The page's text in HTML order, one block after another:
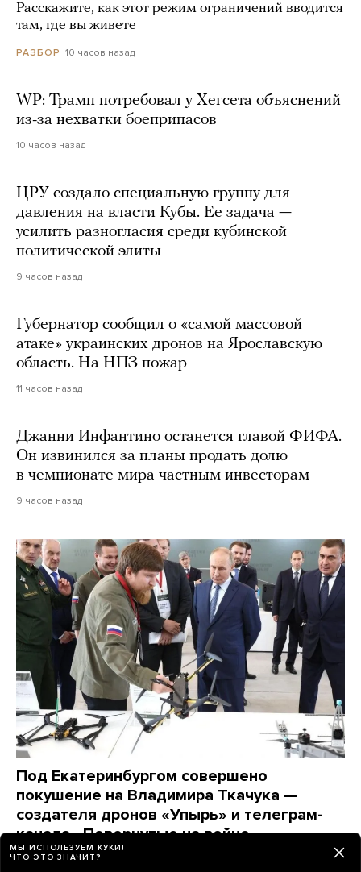
Расскажите, как этот режим ограничений вводится
там, где вы живете
РАЗБОР 10 часов назад
WP: Трамп потребовал у Хегсета объяснений
из-за нехватки боеприпасов
10 часов назад
ЦРУ создало специальную группу для
давления на власти Кубы. Ее задача —
усилить разногласия среди кубинской
политической элиты
9 часов назад
Губернатор сообщил о «самой массовой
атаке» украинских дронов на Ярославскую
область. На НПЗ пожар
11 часов назад
Джанни Инфантино останется главой ФИФА.
Он извинился за планы продать долю
в чемпионате мира частным инвесторам
9 часов назад
Под Екатеринбургом совершено
покушение на Владимира Ткачука —
создателя дронов «Упырь» и телеграм-
канала «Повернутые на войне»
Он выжил, но водитель его автомобиля погиб
МЫ ИСПОЛЬЗУЕМ КУКИ!
ЧТО ЭТО ЗНАЧИТ?